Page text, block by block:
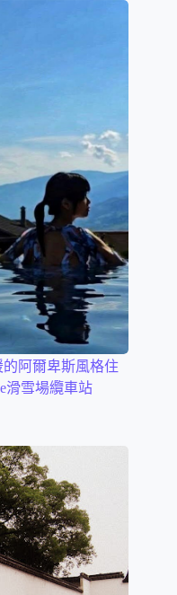
的阿爾卑斯風格住
滑雪場纜車站